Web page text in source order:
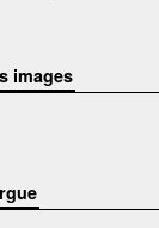
images